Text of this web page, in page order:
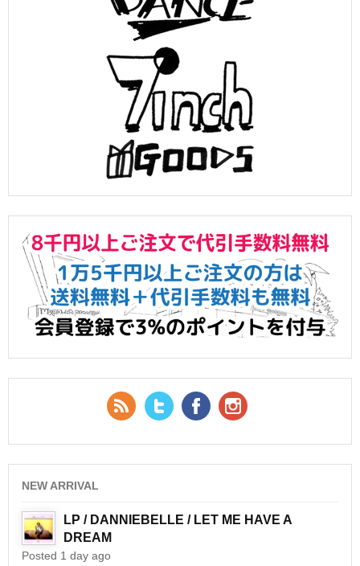
RSS Feed
Twitter Facebook
NEW ARRIVAL
LP / DANNIEBELLE / LET ME HAVE A
DREAM
Posted 1 day ago